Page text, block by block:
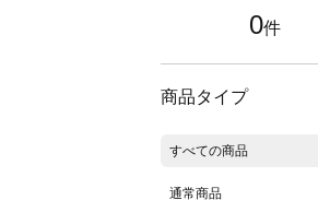
0件
商品タイプ
すべての商品
通常商品